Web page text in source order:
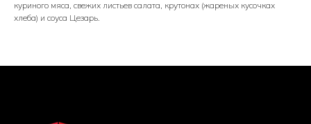
куриного мяса, свежих листьев салата, крутонах (жареных кусочках
хлеба) и соуса Цезарь.